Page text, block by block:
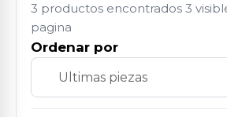
3 productos encontrados 3
pagina
Ordenar por